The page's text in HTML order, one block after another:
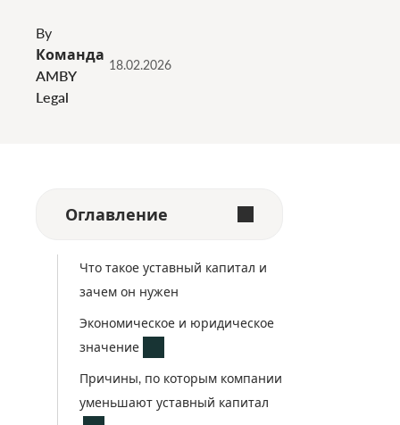
By
Команда
AMBY
Legal
18.02.2026
Оглавление
Что такое уставный капитал и
зачем он нужен
Экономическое и юридическое
значение
Причины, по которым компании
уменьшают уставный капитал